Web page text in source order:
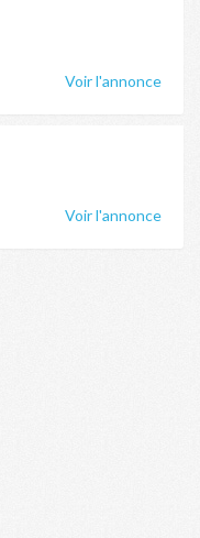
Voir l'annonce
Voir l'annonce